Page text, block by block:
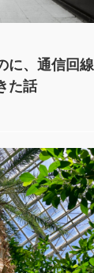
に、通信回線
た話